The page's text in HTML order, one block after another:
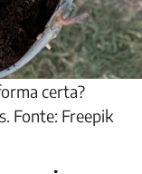
certa?
Fonte: Freepik